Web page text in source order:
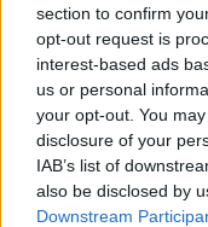
section to confirm
opt-out request is
interest-based ads
us or personal
your opt-out. You
disclosure of your
IAB’s list of
also be disclosed by
Downstream
kit spazzolino
CORE-SCRUB C
preparazione
sicurezza
pulizia